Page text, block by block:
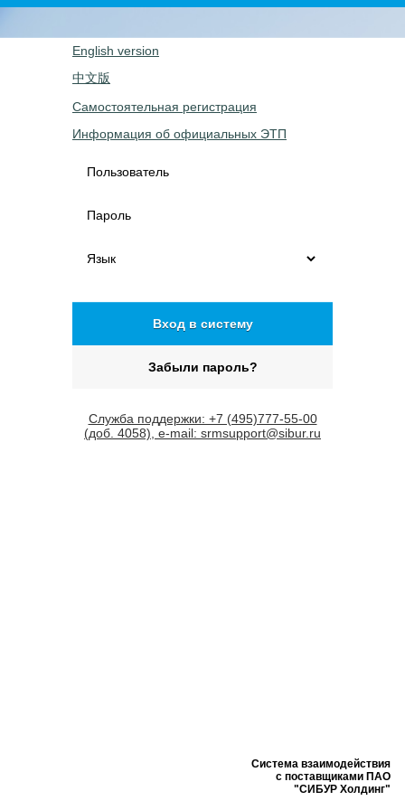
Система взаимодействия
с поставщиками ПАО
"СИБУР Холдинг"
English version
中文版
Самостоятельная регистрация
Информация об официальных ЭТП
Пользователь
Пароль
Язык
Вход в систему
Забыли пароль?
Служба поддержки: +7 (495)777-55-00
(доб. 4058), e-mail: srmsupport@sibur.ru